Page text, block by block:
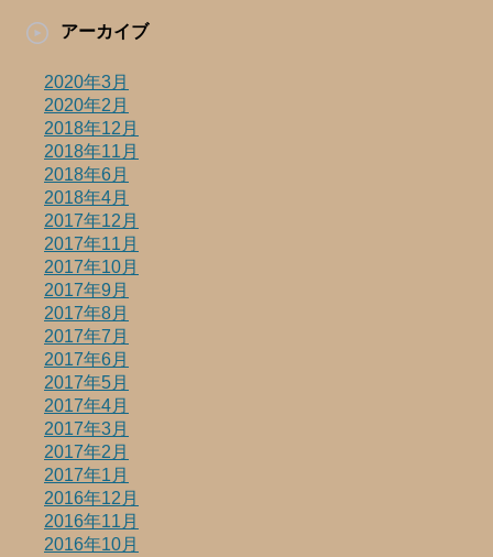
アーカイブ
2020年3月
2020年2月
2018年12月
2018年11月
2018年6月
2018年4月
2017年12月
2017年11月
2017年10月
2017年9月
2017年8月
2017年7月
2017年6月
2017年5月
2017年4月
2017年3月
2017年2月
2017年1月
2016年12月
2016年11月
2016年10月